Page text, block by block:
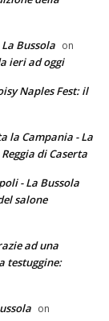
Bussola on
ieri ad oggi
Naples Fest: il
la Campania - La
di Caserta
- La Bussola
salone
ad una
testuggine:
on